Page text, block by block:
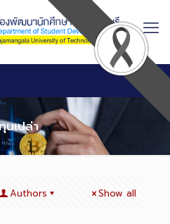
นเปล่า
Authors Show all